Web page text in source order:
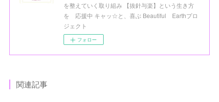
を整えていく取り組み 【抜針与楽】という生き方
を 応援中 キャッ☆と、喜ぶ Beautiful Earthプロ
ジェクト
フォロー
関連記事